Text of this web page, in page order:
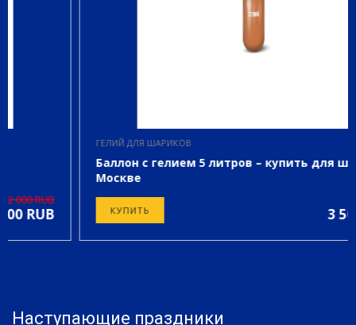
ГЕЛИЙ ДЛЯ ШАРИКОВ
Баллон с гелием 5 литров – купить для шаров в
Залог за баллон 3 000 руб
КУПИТЬ
Наступающие праздники